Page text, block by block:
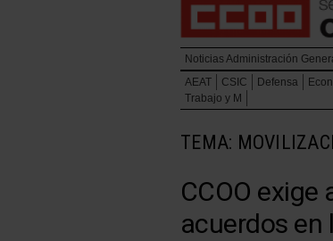
Noticias Administración
AEAT
CSIC Defensa
Trabajo y M
TEMA:
CCOO
acuerdos en